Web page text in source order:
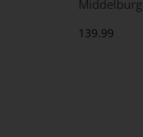
Middelburg
139.99